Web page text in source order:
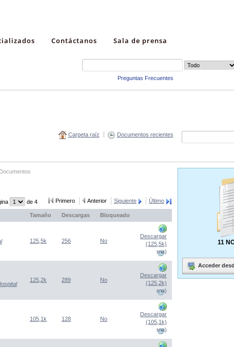
Contáctanos Sala de prensa
Preguntas Frecuentes
Carpeta raíz Documentos recientes
de 4 Primero Anterior Siguiente Último
Tamaño Descargas Bloqueado
125,5k 256 No
Descargar
(125,5k)
(Abre una nueva ventana)
125,2k 289 No
Descargar
(125,2k)
(Abre una nueva ventana)
105,1k 128 No
Descargar
(105,1k)
(Abre una nueva ventana)
11
Acceder